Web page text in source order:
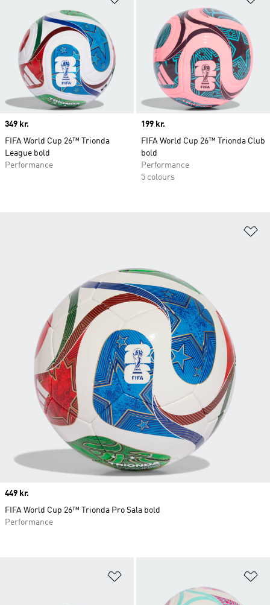
Price
349 kr.
FIFA World Cup 26™ Trionda
League bold
Performance
Price
199 kr.
FIFA World Cup 26™ Trionda Club
bold
Performance
5 colours
Price
449 kr.
FIFA World Cup 26™ Trionda Pro Sala bold
Performance